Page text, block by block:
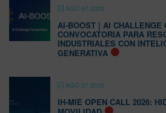
AGO 07 2026
AI-BOOST | AI CHALLENGE
CONVOCATORIA PARA
INDUSTRIALES CON
GENERATIVA
AGO 07 2026
IH-MIE OPEN CALL 2026: